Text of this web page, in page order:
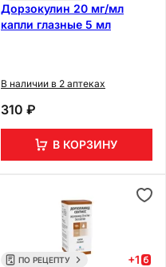
Дорзокулин 20 мг/мл
капли глазные 5 мл
В наличии в 2 аптеках
310 ₽
В КОРЗИНУ
ПО РЕЦЕПТУ +1